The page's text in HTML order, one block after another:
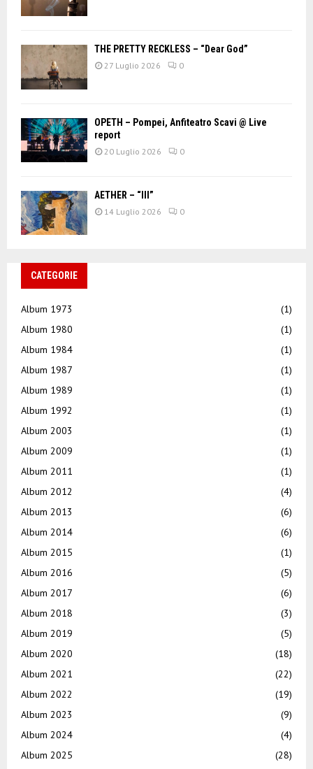
THE PRETTY RECKLESS – “Dear God”
27 Luglio 2026 0
OPETH – Pompei, Anfiteatro Scavi @ Live
report
20 Luglio 2026 0
AETHER – “III”
14 Luglio 2026 0
CATEGORIE
Album 1973
(1)
Album 1980
(1)
Album 1984
(1)
Album 1987
(1)
Album 1989
(1)
Album 1992
(1)
Album 2003
(1)
Album 2009
(1)
Album 2011
(1)
Album 2012
(4)
Album 2013
(6)
Album 2014
(6)
Album 2015
(1)
Album 2016
(5)
Album 2017
(6)
Album 2018
(3)
Album 2019
(5)
Album 2020
(18)
Album 2021
(22)
Album 2022
(19)
Album 2023
(9)
Album 2024
(4)
Album 2025
(28)